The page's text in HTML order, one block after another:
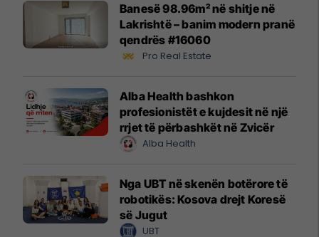
Banesë 98.96m² në shitje në
Lakrishtë – banim modern pranë
qendrës #16060
Pro Real Estate
Alba Health bashkon
profesionistët e kujdesit në një
rrjet të përbashkët në Zvicër
Alba Health
Nga UBT në skenën botërore të
robotikës: Kosova drejt Koresë
së Jugut
UBT